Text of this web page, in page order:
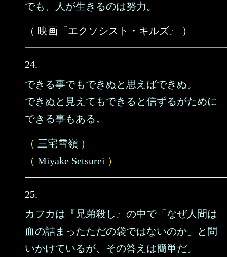
でも、人が生きるのは努力。
（ 映画『エクソシスト・キルズ』 ）
24.
できる事でもできぬと思えばできぬ。
できぬと見えてもできると信ずるがために
できる事もある。
（ 三宅雪嶺 ）
（ Miyake Setsurei ）
25.
カフカは『兄弟殺し』の中で「なぜ人間は
血の詰まったただの袋ではないのか」と問
いかけているが、その答えは簡単だ。